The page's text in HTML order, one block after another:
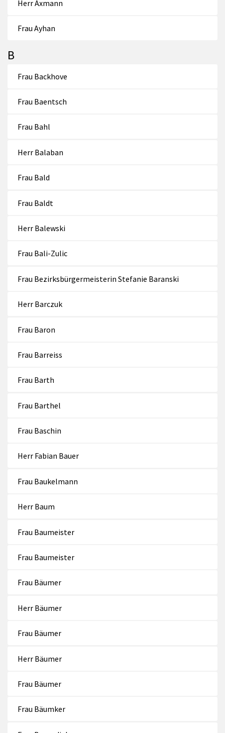
Herr Axmann
Frau Ayhan
B
Frau Backhove
Frau Baentsch
Frau Bahl
Herr Balaban
Frau Bald
Frau Baldt
Herr Balewski
Frau Bali-Zulic
Frau Bezirksbürgermeisterin Stefanie Baranski
Herr Barczuk
Frau Baron
Frau Barreiss
Frau Barth
Frau Barthel
Frau Baschin
Herr Fabian Bauer
Frau Baukelmann
Herr Baum
Frau Baumeister
Frau Baumeister
Frau Bäumer
Herr Bäumer
Frau Bäumer
Herr Bäumer
Frau Bäumer
Frau Bäumker